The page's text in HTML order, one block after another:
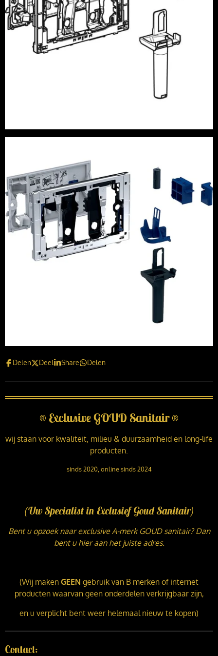
Delen Deel Share Delen
® Exclusive GOUD Sanitair®
wij staan voor kwaliteit, milieu & duurzaamheid en long-life
producten.
sinds 2020, online sinds 2024
(Uw Specialist in Exclusief Goud Sanitair)
Bent u opzoek naar exclusive A-merk GOUD sanitair? Dan
bent u hier aan het juiste adres.
(Wij maken GEEN gebruik van B merken of internet
producten waarvan geen onderdelen verkrijgbaar zijn,
en u verplicht bent weer helemaal nieuw te kopen)
Contact: